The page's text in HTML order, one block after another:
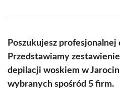
(Twitter)
Poszukujesz
Przedstawiamy
depilacji woskiem w
wybranych spośród 5 firm.